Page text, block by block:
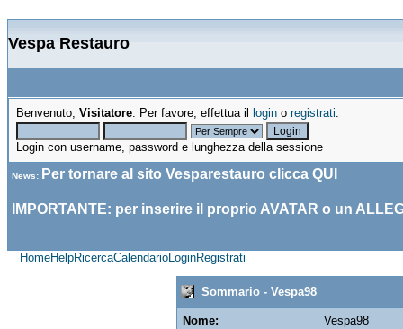
Vespa Restauro
Benvenuto, Visitatore. Per favore, effettua il login o registrati.
Login con username, password e lunghezza della sessione
News: Per tornare al sito Vesparestauro clicca QUI
IMPORTANTE: per inserire il proprio AVATAR o un
HomeHelpRicercaCalendarioLoginRegistrati
Sommario - Vespa98
Nome:
Vespa98